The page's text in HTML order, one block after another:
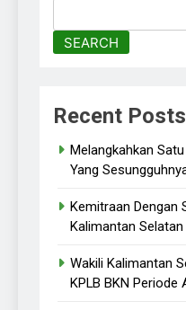
SEARCH
Recent Posts
Melangkahkan
Yang
Kemitraan Dengan
Kalimantan Selatan
Wakili Kalimantan
KPLB BKN Periode